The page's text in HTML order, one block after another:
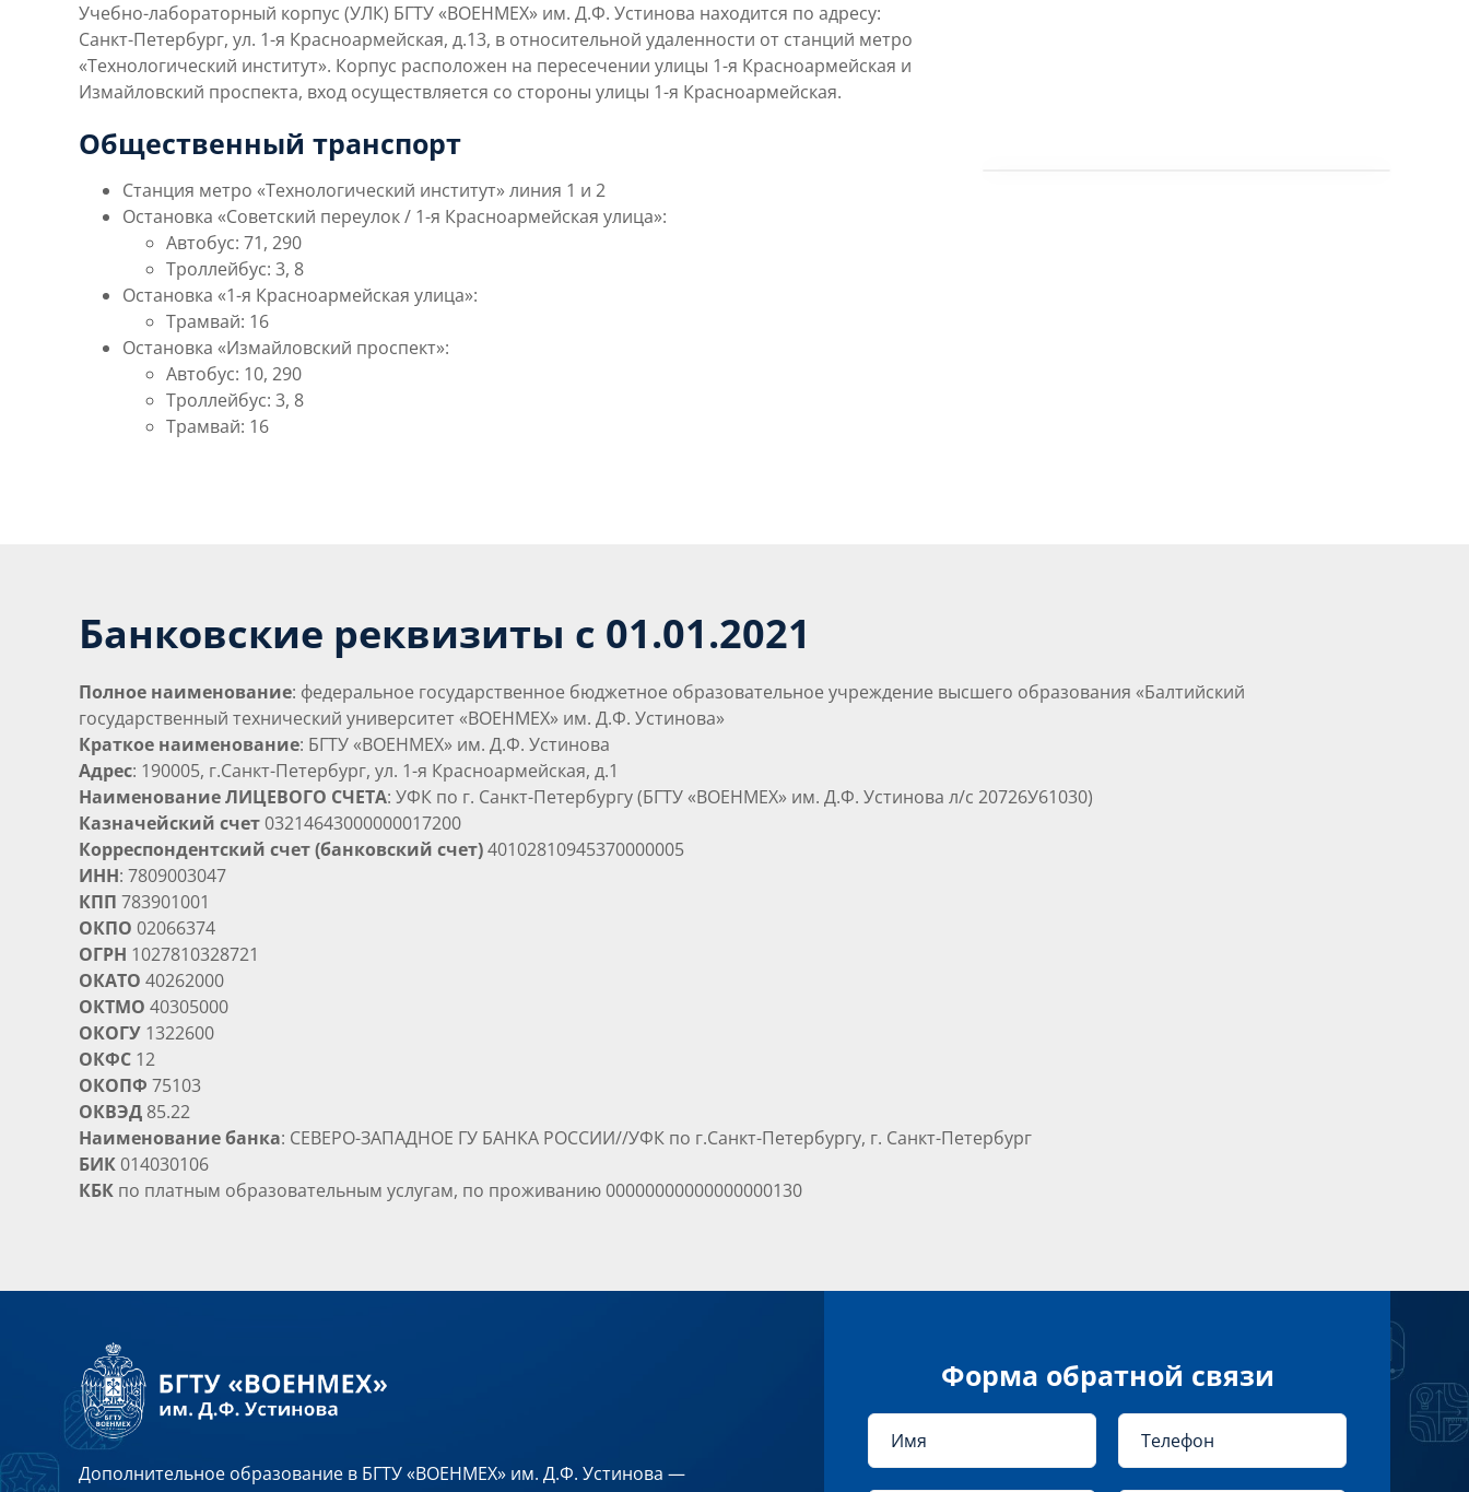
Учебно-лабораторный корпус (УЛК) БГТУ «ВОЕНМЕХ» им. Д.Ф. Устинова находится по адресу:
Санкт-Петербург, ул. 1-я Красноармейская, д.13, в относительной удаленности от станций метро
«Технологический институт». Корпус расположен на пересечении улицы 1-я Красноармейская и
Измайловский проспекта, вход осуществляется со стороны улицы 1-я Красноармейская.
Общественный транспорт
Станция метро «Технологический институт» линия 1 и 2
Остановка «Советский переулок / 1-я Красноармейская улица»:
Автобус: 71, 290
Троллейбус: 3, 8
Остановка «1-я Красноармейская улица»:
Трамвай: 16
Остановка «Измайловский проспект»:
Автобус: 10, 290
Троллейбус: 3, 8
Трамвай: 16
Банковские реквизиты с 01.01.2021
Полное наименование: федеральное государственное бюджетное образовательное учреждение высшего образования «Балтийский
государственный технический университет «ВОЕНМЕХ» им. Д.Ф. Устинова»
Краткое наименование: БГТУ «ВОЕНМЕХ» им. Д.Ф. Устинова
Адрес: 190005, г.Санкт-Петербург, ул. 1-я Красноармейская, д.1
Наименование ЛИЦЕВОГО СЧЕТА: УФК по г. Санкт-Петербургу (БГТУ «ВОЕНМЕХ» им. Д.Ф. Устинова л/с 20726У61030)
Казначейский счет 03214643000000017200
Корреспондентский счет (банковский счет)40102810945370000005
ИНН: 7809003047
КПП 783901001
ОКПО 02066374
ОГРН 1027810328721
ОКАТО 40262000
ОКТМО 40305000
ОКОГУ 1322600
ОКФС 12
ОКОПФ 75103
ОКВЭД 85.22
Наименование банка: СЕВЕРО-ЗАПАДНОЕ ГУ БАНКА РОССИИ//УФК по г.Санкт-Петербургу, г. Санкт-Петербург
БИК 014030106
КБК по платным образовательным услугам, по проживанию 00000000000000000130
Дополнительное образование в БГТУ «ВОЕНМЕХ» им. Д.Ф. Устинова —
Форма обратной связи